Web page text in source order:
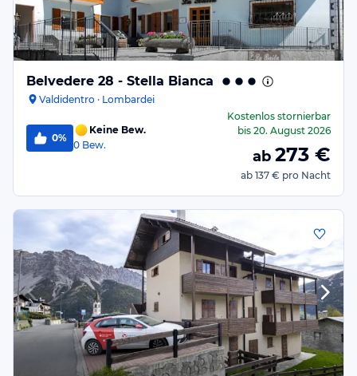
Belvedere 28 - Stella Bianca
Valdidentro · Lombardei
0%
Keine Bew.
0 Bew.
Kostenlos stornierbar
bis 20. August 2026
ab 273 €
ab 137 € pro Nacht